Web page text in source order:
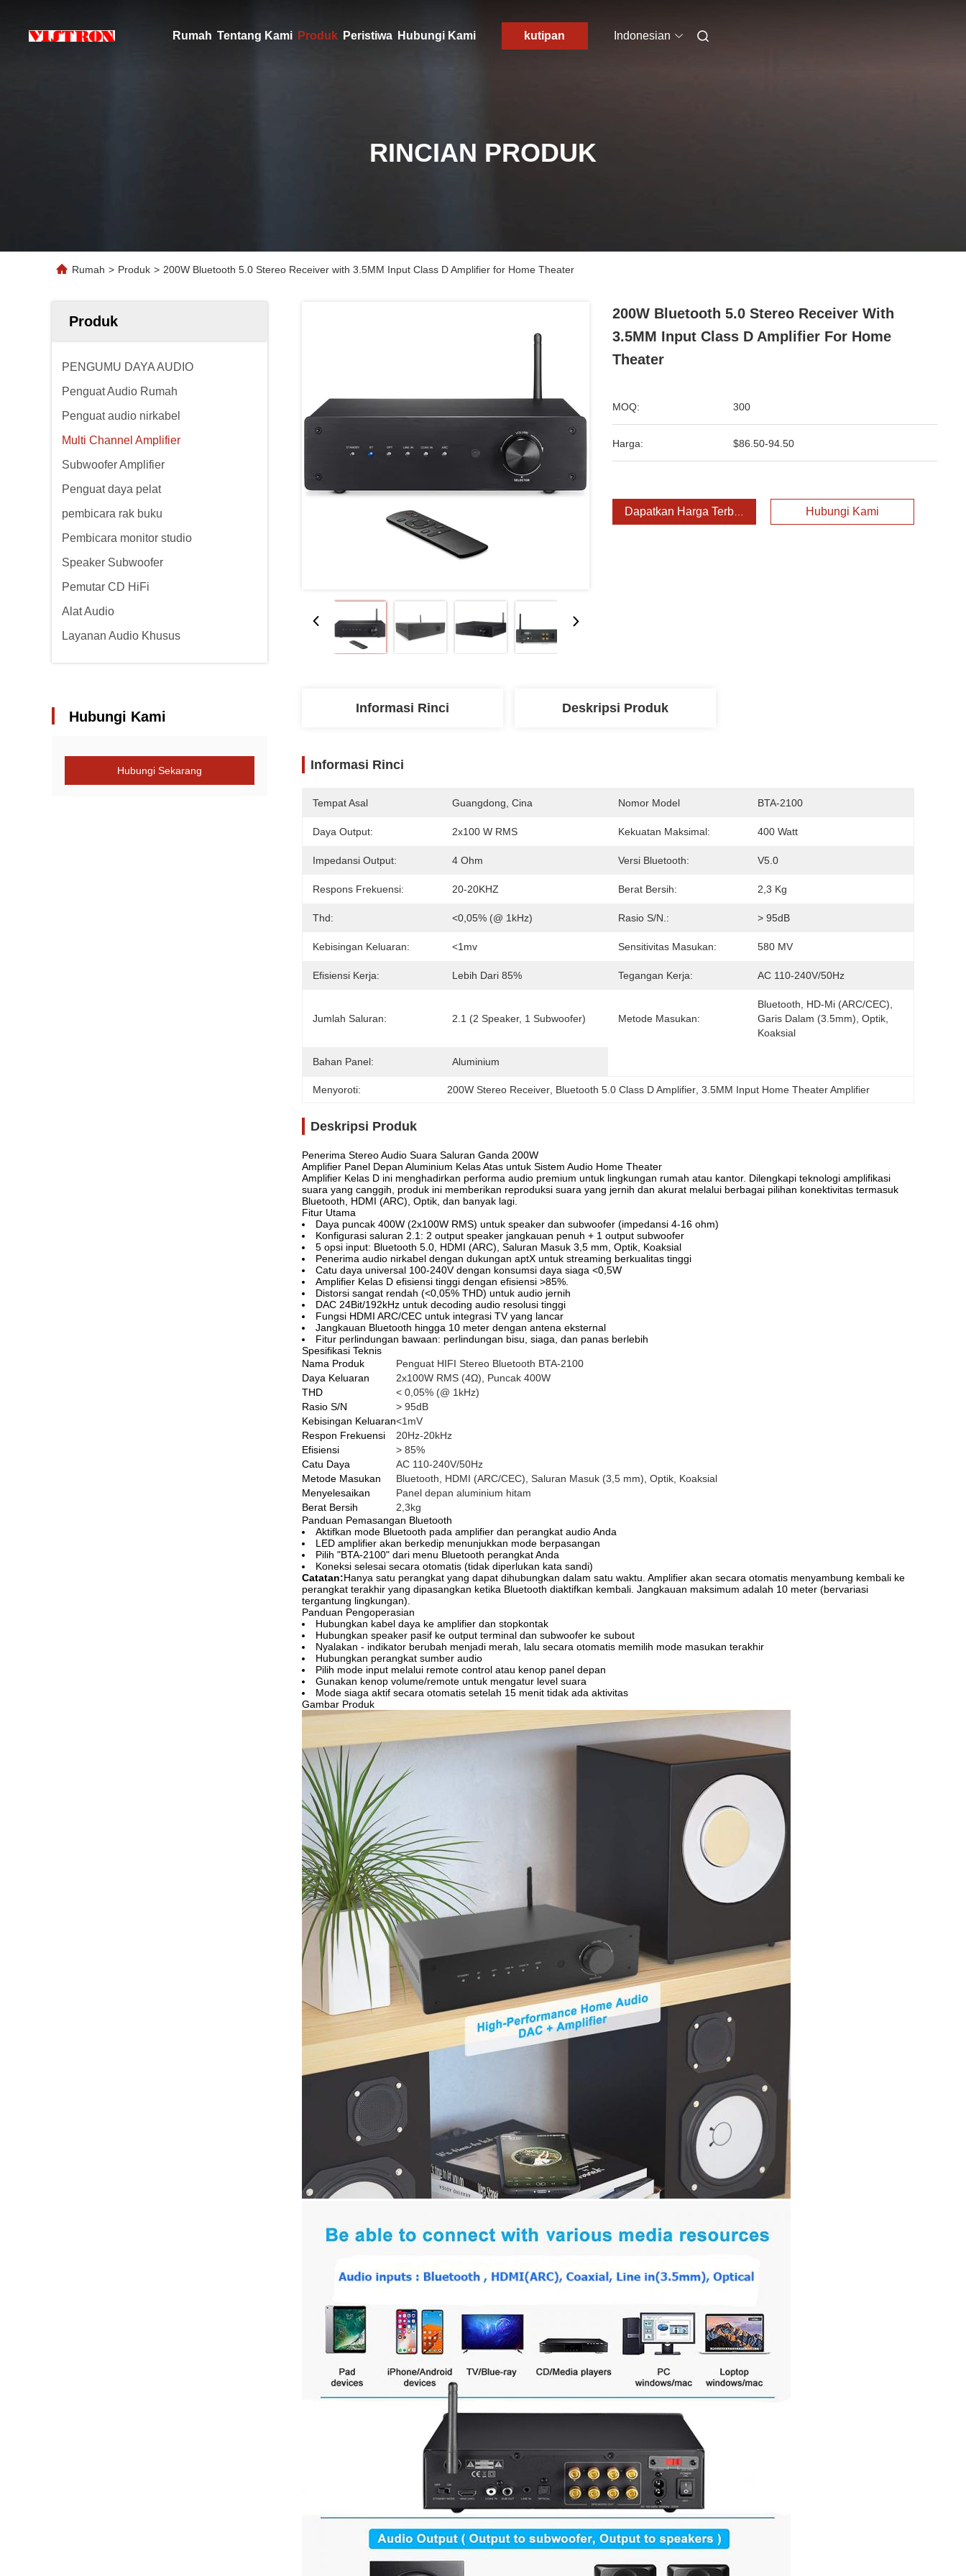
Rumah Tentang Kami Produk Peristiwa Hubungi Kami kutipan Indonesian
RINCIAN PRODUK
Rumah > Produk > 200W Bluetooth 5.0 Stereo Receiver with 3.5MM Input Class D Amplifier for Home Theater
Produk
PENGUMU DAYA AUDIO
Penguat Audio Rumah
Penguat audio nirkabel
Multi Channel Amplifier
Subwoofer Amplifier
Penguat daya pelat
pembicara rak buku
Pembicara monitor studio
Speaker Subwoofer
Pemutar CD HiFi
Alat Audio
Layanan Audio Khusus
Hubungi Kami
Hubungi Sekarang
200W Bluetooth 5.0 Stereo Receiver With
3.5MM Input Class D Amplifier For Home
Theater
MOQ: 300
Harga: $86.50-94.50
Dapatkan Harga Terbaik Hubungi Kami
Informasi Rinci Deskripsi Produk
Informasi Rinci
Tempat Asal Guangdong, Cina Nomor Model BTA-2100
Daya Output: 2x100 W RMS Kekuatan Maksimal: 400 Watt
Impedansi Output: 4 Ohm Versi Bluetooth: V5.0
Respons Frekuensi: 20-20KHZ Berat Bersih: 2,3 Kg
Thd: <0,05% (@ 1kHz) Rasio S/N.: > 95dB
Kebisingan Keluaran: <1mv Sensitivitas Masukan: 580 MV
Efisiensi Kerja: Lebih Dari 85% Tegangan Kerja: AC 110-240V/50Hz
Jumlah Saluran: 2.1 (2 Speaker, 1 Subwoofer) Metode Masukan:
Bluetooth, HD-Mi (ARC/CEC),
Garis Dalam (3.5mm), Optik,
Koaksial
Bahan Panel: Aluminium
Menyoroti: 200W Stereo Receiver Bluetooth 5.0 Class D Amplifier , 3.5MM Input Home Theater Amplifier
Deskripsi Produk
Penerima Stereo Audio Suara Saluran Ganda 200W
Amplifier Panel Depan Aluminium Kelas Atas untuk Sistem Audio Home Theater
Amplifier Kelas D ini menghadirkan performa audio premium untuk lingkungan rumah atau kantor. Dilengkapi teknologi amplifikasi
suara yang canggih, produk ini memberikan reproduksi suara yang jernih dan akurat melalui berbagai pilihan konektivitas termasuk
Bluetooth, HDMI (ARC), Optik, dan banyak lagi.
Fitur Utama
Daya puncak 400W (2x100W RMS) untuk speaker dan subwoofer (impedansi 4-16 ohm)
Konfigurasi saluran 2.1: 2 output speaker jangkauan penuh + 1 output subwoofer
5 opsi input: Bluetooth 5.0, HDMI (ARC), Saluran Masuk 3,5 mm, Optik, Koaksial
Penerima audio nirkabel dengan dukungan aptX untuk streaming berkualitas tinggi
Catu daya universal 100-240V dengan konsumsi daya siaga <0,5W
Amplifier Kelas D efisiensi tinggi dengan efisiensi >85%.
Distorsi sangat rendah (<0,05% THD) untuk audio jernih
DAC 24Bit/192kHz untuk decoding audio resolusi tinggi
Fungsi HDMI ARC/CEC untuk integrasi TV yang lancar
Jangkauan Bluetooth hingga 10 meter dengan antena eksternal
Fitur perlindungan bawaan: perlindungan bisu, siaga, dan panas berlebih
Spesifikasi Teknis
Nama Produk
Penguat HIFI Stereo Bluetooth BTA-2100
Daya Keluaran
2x100W RMS (4Ω), Puncak 400W
THD
< 0,05% (@ 1kHz)
Rasio S/N
> 95dB
Kebisingan Keluaran<1mV
Respon Frekuensi
20Hz-20kHz
Efisiensi
> 85%
Catu Daya
AC 110-240V/50Hz
Metode Masukan
Bluetooth, HDMI (ARC/CEC), Saluran Masuk (3,5 mm), Optik, Koaksial
Menyelesaikan
Panel depan aluminium hitam
Berat Bersih
2,3kg
Panduan Pemasangan Bluetooth
Aktifkan mode Bluetooth pada amplifier dan perangkat audio Anda
LED amplifier akan berkedip menunjukkan mode berpasangan
Pilih "BTA-2100" dari menu Bluetooth perangkat Anda
Koneksi selesai secara otomatis (tidak diperlukan kata sandi)
Catatan:Hanya satu perangkat yang dapat dihubungkan dalam satu waktu. Amplifier akan secara otomatis menyambung kembali ke
perangkat terakhir yang dipasangkan ketika Bluetooth diaktifkan kembali. Jangkauan maksimum adalah 10 meter (bervariasi
tergantung lingkungan).
Panduan Pengoperasian
Hubungkan kabel daya ke amplifier dan stopkontak
Hubungkan speaker pasif ke output terminal dan subwoofer ke subout
Nyalakan - indikator berubah menjadi merah, lalu secara otomatis memilih mode masukan terakhir
Hubungkan perangkat sumber audio
Pilih mode input melalui remote control atau kenop panel depan
Gunakan kenop volume/remote untuk mengatur level suara
Mode siaga aktif secara otomatis setelah 15 menit tidak ada aktivitas
Gambar Produk